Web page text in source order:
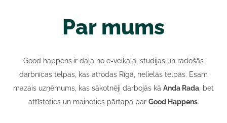
Par mums
Good happens ir daļa no e-veikala, studijas un radošās
darbnīcas telpas, kas atrodas Rīgā, nelielās telpās. Esam
mazais uzņēmums, kas sākotnēji darbojās kā Anda Rada , bet
attīstoties un mainoties pārtapa par Good Happens.